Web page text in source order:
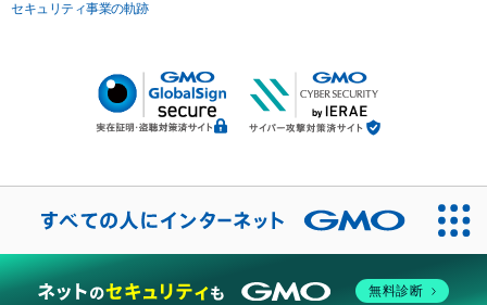
セキュリティ事業の軌跡
無料診断